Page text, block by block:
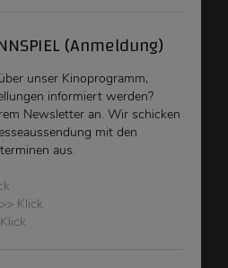
(Anmeldung)
unser Kinoprogramm,
informiert werden?
Newsletter an. Wir schicken
mit den
aus.
Klick